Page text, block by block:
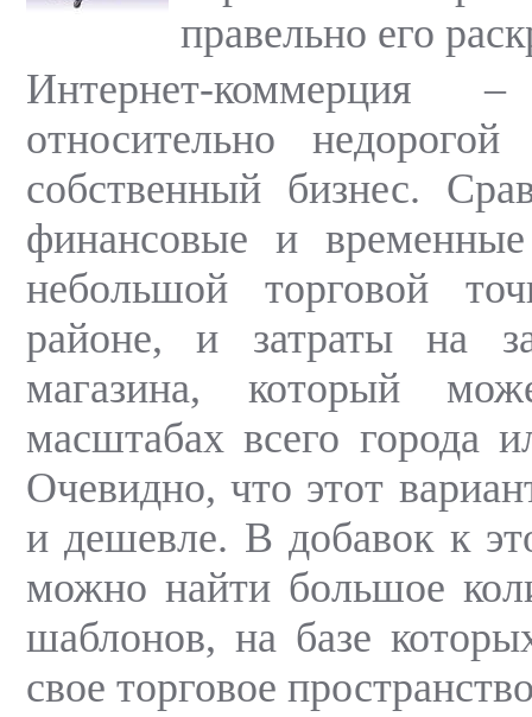
правельно его
Интернет-
относительно недорогой
собственный бизнес.
финансовые и
небольшой торговой
районе, и затраты на
магазина, который
масштабах всего города
Очевидно, что этот
и дешевле. В добавок к
можно найти большое
шаблонов, на базе
свое торговое